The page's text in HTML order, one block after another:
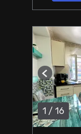
1 / 16
Previous